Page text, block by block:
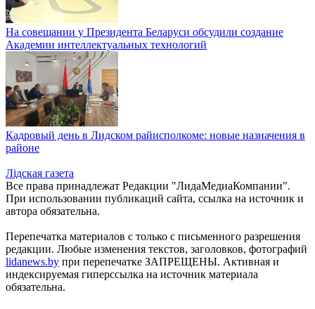
На совещании у Президента Беларуси обсудили создание
Академии интеллектуальных технологий
Кадровый день в Лидском райисполкоме: новые назначения в
районе
Лiдская газета
Все права принадлежат Редакции "ЛидаМедиаКомпании".
При использовании публикаций сайта, ссылка на источник и
автора обязательна.
Перепечатка материалов c только с письменного разрешения
редакции. Любые изменения текстов, заголовков, фотографий
lidanews.by при перепечатке ЗАПРЕЩЕНЫ. Активная и
индексируемая гиперссылка на источник материала
обязательна.